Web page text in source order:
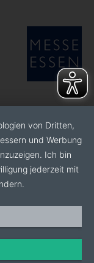
von Dritten,
und Werbung
Ich bin
jederzeit mit